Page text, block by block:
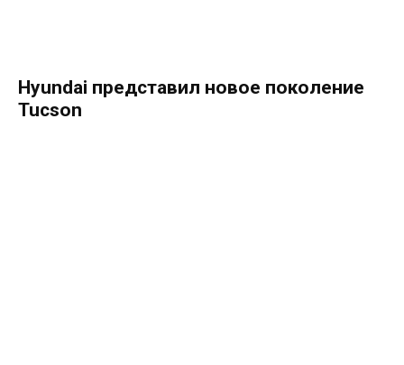
Hyundai представил новое поколение
Tucson